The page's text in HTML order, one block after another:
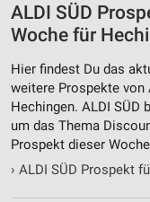
ALDI SÜD
Woche für
Hier findest Du das
weitere Prospekte von
Hechingen. ALDI SÜD
um das Thema
Prospekt dieser
› ALDI SÜD Prospekt